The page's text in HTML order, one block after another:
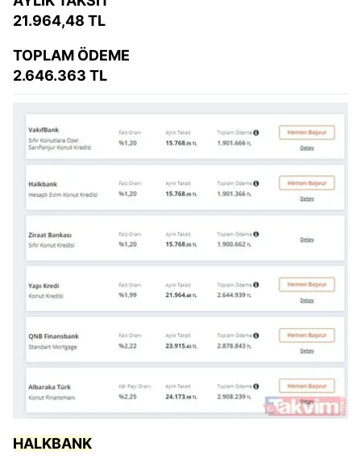
21.964,48 TL
TOPLAM ÖDEME
2.646.363 TL
HALKBANK